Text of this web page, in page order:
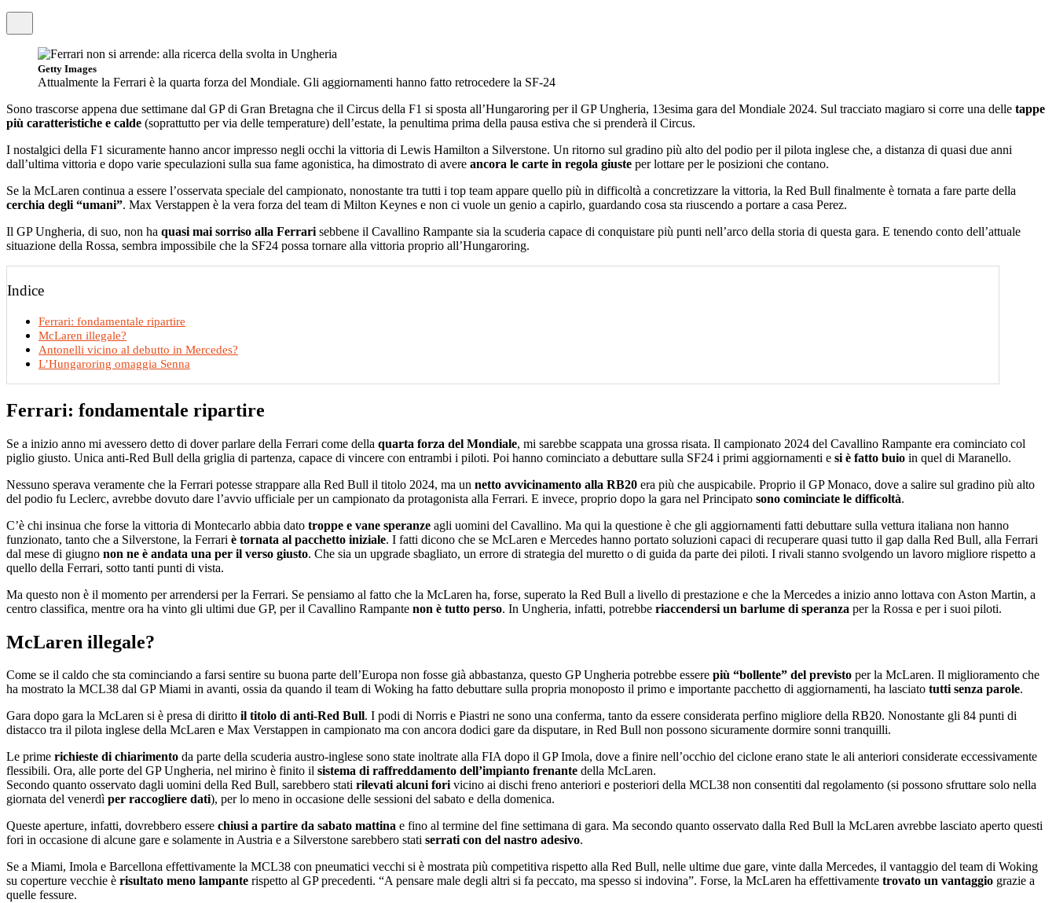
Getty Images
Attualmente la Ferrari è la quarta forza del Mondiale. Gli aggiornamenti hanno fatto retrocedere la SF-24
Sono trascorse appena due settimane dal GP di Gran Bretagna che il Circus della F1 si sposta all’Hungaroring per il GP Ungheria, 13esima gara del Mondiale 2024. Sul tracciato magiaro si corre una delle tappe
più caratteristiche e calde (soprattutto per via delle temperature) dell’estate, la penultima prima della pausa estiva che si prenderà il Circus.
I nostalgici della F1 sicuramente hanno ancor impresso negli occhi la vittoria di Lewis Hamilton a Silverstone. Un ritorno sul gradino più alto del podio per il pilota inglese che, a distanza di quasi due anni
dall’ultima vittoria e dopo varie speculazioni sulla sua fame agonistica, ha dimostrato di avere ancora le carte in regola giuste per lottare per le posizioni che contano.
Se la McLaren continua a essere l’osservata speciale del campionato, nonostante tra tutti i top team appare quello più in difficoltà a concretizzare la vittoria, la Red Bull finalmente è tornata a fare parte della
cerchia degli “umani”. Max Verstappen è la vera forza del team di Milton Keynes e non ci vuole un genio a capirlo, guardando cosa sta riuscendo a portare a casa Perez.
Il GP Ungheria, di suo, non ha quasi mai sorriso alla Ferrarisebbene il Cavallino Rampante sia la scuderia capace di conquistare più punti nell’arco della storia di questa gara. E tenendo conto dell’attuale
situazione della Rossa, sembra impossibile che la SF24 possa tornare alla vittoria proprio all’Hungaroring.
Indice
Ferrari: fondamentale ripartire
McLaren illegale?
Antonelli vicino al debutto in Mercedes?
L’Hungaroring omaggia Senna
Ferrari: fondamentale ripartire
Se a inizio anno mi avessero detto di dover parlare della Ferrari come della quarta forza del Mondiale, mi sarebbe scappata una grossa risata. Il campionato 2024 del Cavallino Rampante era cominciato col
piglio giusto. Unica anti-Red Bull della griglia di partenza, capace di vincere con entrambi i piloti. Poi hanno cominciato a debuttare sulla SF24 i primi aggiornamenti e si è fatto buio in quel di Maranello.
Nessuno sperava veramente che la Ferrari potesse strappare alla Red Bull il titolo 2024, ma un netto avvicinamento alla RB20 era più che auspicabile. Proprio il GP Monaco, dove a salire sul gradino più alto
del podio fu Leclerc, avrebbe dovuto dare l’avvio ufficiale per un campionato da protagonista alla Ferrari. E invece, proprio dopo la gara nel Principato sono cominciate le difficoltà.
C’è chi insinua che forse la vittoria di Montecarlo abbia dato troppe e vane speranze agli uomini del Cavallino. Ma qui la questione è che gli aggiornamenti fatti debuttare sulla vettura italiana non hanno
funzionato, tanto che a Silverstone, la Ferrari è tornata al pacchetto iniziale. I fatti dicono che se McLaren e Mercedes hanno portato soluzioni capaci di recuperare quasi tutto il gap dalla Red Bull, alla Ferrari
dal mese di giugno non ne è andata una per il verso giusto. Che sia un upgrade sbagliato, un errore di strategia del muretto o di guida da parte dei piloti. I rivali stanno svolgendo un lavoro migliore rispetto a
quello della Ferrari, sotto tanti punti di vista.
Ma questo non è il momento per arrendersi per la Ferrari. Se pensiamo al fatto che la McLaren ha, forse, superato la Red Bull a livello di prestazione e che la Mercedes a inizio anno lottava con Aston Martin, a
centro classifica, mentre ora ha vinto gli ultimi due GP, per il Cavallino Rampante non è tutto perso. In Ungheria, infatti, potrebbe riaccendersi un barlume di speranza per la Rossa e per i suoi piloti.
McLaren illegale?
Come se il caldo che sta cominciando a farsi sentire su buona parte dell’Europa non fosse già abbastanza, questo GP Ungheria potrebbe essere più “bollente” del previsto per la McLaren. Il miglioramento che
ha mostrato la MCL38 dal GP Miami in avanti, ossia da quando il team di Woking ha fatto debuttare sulla propria monoposto il primo e importante pacchetto di aggiornamenti, ha lasciato tutti senza parole.
Gara dopo gara la McLaren si è presa di diritto il titolo di anti-Red Bull. I podi di Norris e Piastri ne sono una conferma, tanto da essere considerata perfino migliore della RB20. Nonostante gli 84 punti di
distacco tra il pilota inglese della McLaren e Max Verstappen in campionato ma con ancora dodici gare da disputare, in Red Bull non possono sicuramente dormire sonni tranquilli.
Le prime richieste di chiarimento da parte della scuderia austro-inglese sono state inoltrate alla FIA dopo il GP Imola, dove a finire nell’occhio del ciclone erano state le ali anteriori considerate eccessivamente
flessibili. Ora, alle porte del GP Ungheria, nel mirino è finito il sistema di raffreddamento dell’impianto frenante della McLaren.
Secondo quanto osservato dagli uomini della Red Bull, sarebbero stati rilevati alcuni forivicino ai dischi freno anteriori e posteriori della MCL38 non consentiti dal regolamento (si possono sfruttare solo nella
giornata del venerdì per raccogliere dati), per lo meno in occasione delle sessioni del sabato e della domenica.
Queste aperture, infatti, dovrebbero essere chiusi a partire da sabato mattina e fino al termine del fine settimana di gara. Ma secondo quanto osservato dalla Red Bull la McLaren avrebbe lasciato aperto questi
fori in occasione di alcune gare e solamente in Austria e a Silverstone sarebbero stati serrati con del nastro adesivo.
Se a Miami, Imola e Barcellona effettivamente la MCL38 con pneumatici vecchi si è mostrata più competitiva rispetto alla Red Bull, nelle ultime due gare, vinte dalla Mercedes, il vantaggio del team di Woking
su coperture vecchie è risultato meno lampante rispetto al GP precedenti. “A pensare male degli altri si fa peccato, ma spesso si indovina”. Forse, la McLaren ha effettivamente trovato un vantaggio grazie a
quelle fessure.